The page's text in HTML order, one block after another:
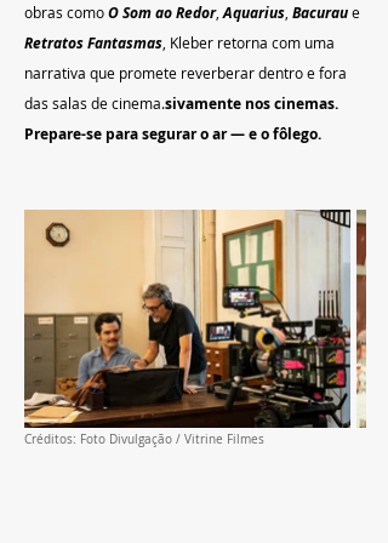
obras como O Som ao Redor, Aquarius, Bacurau e
Retratos Fantasmas, Kleber retorna com uma
narrativa que promete reverberar dentro e fora
das salas de cinema.sivamente nos cinemas.
Prepare-se para segurar o ar — e o fôlego.
Créditos: Foto Divulgação / Vitrine Filmes